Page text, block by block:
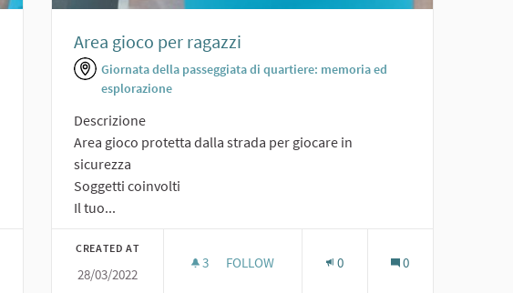
Area gioco per ragazzi
Giornata della passeggiata di quartiere: memoria ed
esplorazione
Descrizione
Area gioco protetta dalla strada per giocare in
sicurezza
Soggetti coinvolti
Il tuo...
CREATED AT
28/03/2022
3 3 FOLLOWERS
FOLLOW 0 0